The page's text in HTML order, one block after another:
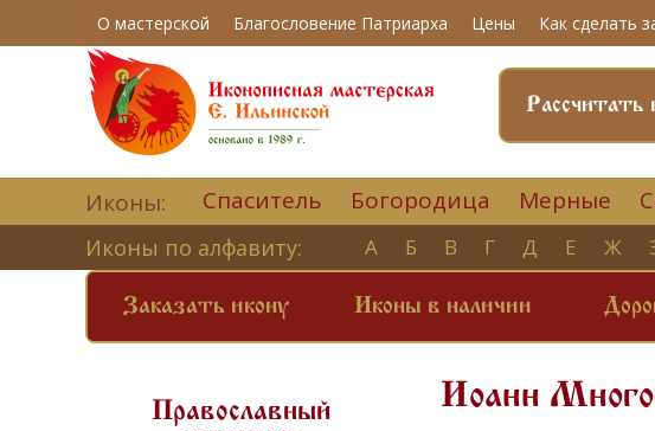
О мастерской Благословение Патриарха Цены Как сделать
Рассчитать
Иконы: Спаситель Богородица Мерные
Иконы по алфавиту: А Б В Г Д Е Ж
Заказать икону Иконы в наличии
Православный
Иоанн